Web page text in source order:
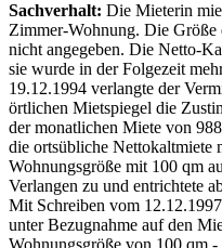
Sachverhalt: Die Mieterin
Zimmer-Wohnung. Die
nicht angegeben. Die Netto-
sie wurde in der Folgezeit
19.12.1994 verlangte der
örtlichen Mietspiegel die
der monatlichen Miete von
die ortsübliche
Wohnungsgröße mit 100 qm
Verlangen zu und entrichtete
Mit Schreiben vom
unter Bezugnahme auf den